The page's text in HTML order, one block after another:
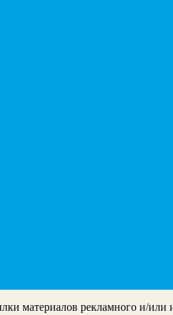
материалов рекламного и/